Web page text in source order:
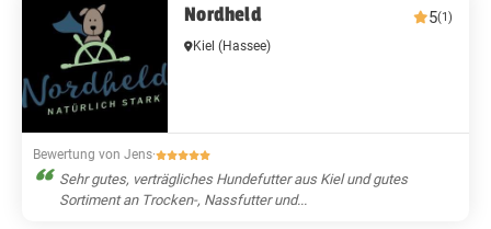
Nordheld 5(1)
Kiel(Hassee)
Bewertung von Jens·
Sehr gutes, verträgliches Hundefutter aus Kiel und gutes
Sortiment an Trocken-, Nassfutter und...